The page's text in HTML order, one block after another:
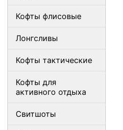
Кофты флисовые
Лонгсливы
Кофты тактические
Кофты для
активного отдыха
Свитшоты